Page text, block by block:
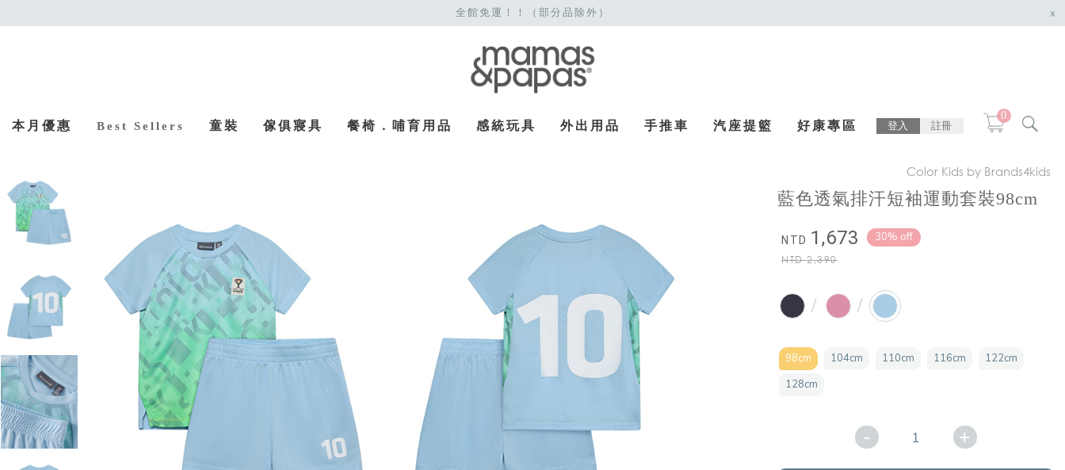
全館免運！！（部分品除外） x
本月優惠 Best Sellers 童裝 傢俱寢具 餐椅．哺育用品 感統玩具 外出用品 手推車 汽座提籃 好康專區 登入 註冊
0
Color Kids by Brands4kids
藍色透氣排汗短袖運動套裝98cm
NTD 1,673
NTD2,390
30% off
/ /
98cm 104cm 110cm 116cm
122cm
128cm
- +